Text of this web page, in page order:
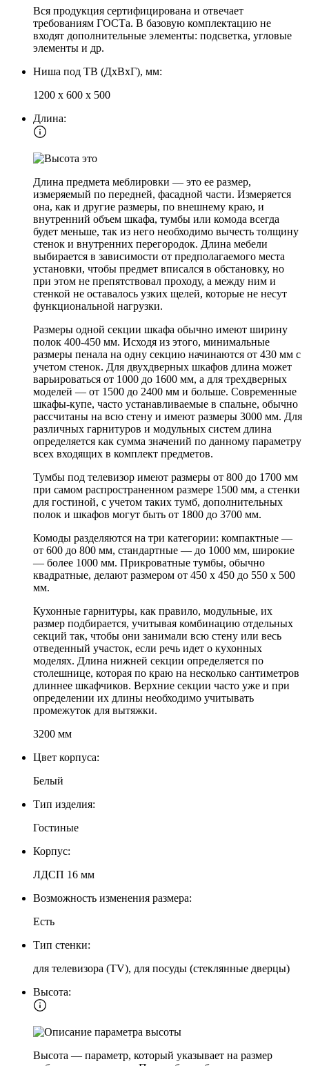
Вся продукция сертифицирована и отвечает
требованиям ГОСТа. В базовую комплектацию не
входят дополнительные элементы: подсветка, угловые
элементы и др.
Ниша под ТВ (ДхВхГ), мм:
1200 х 600 х 500
Длина:
Длина предмета меблировки — это ее размер,
измеряемый по передней, фасадной части. Измеряется
она, как и другие размеры, по внешнему краю, и
внутренний объем шкафа, тумбы или комода всегда
будет меньше, так из него необходимо вычесть толщину
стенок и внутренних перегородок. Длина мебели
выбирается в зависимости от предполагаемого места
установки, чтобы предмет вписался в обстановку, но
при этом не препятствовал проходу, а между ним и
стенкой не оставалось узких щелей, которые не несут
функциональной нагрузки.
Размеры одной секции шкафа обычно имеют ширину
полок 400-450 мм. Исходя из этого, минимальные
размеры пенала на одну секцию начинаются от 430 мм с
учетом стенок. Для двухдверных шкафов длина может
варьироваться от 1000 до 1600 мм, а для трехдверных
моделей — от 1500 до 2400 мм и больше. Современные
шкафы-купе, часто устанавливаемые в спальне, обычно
рассчитаны на всю стену и имеют размеры 3000 мм. Для
различных гарнитуров и модульных систем длина
определяется как сумма значений по данному параметру
всех входящих в комплект предметов.
Тумбы под телевизор имеют размеры от 800 до 1700 мм
при самом распространенном размере 1500 мм, а стенки
для гостиной, с учетом таких тумб, дополнительных
полок и шкафов могут быть от 1800 до 3700 мм.
Комоды разделяются на три категории: компактные —
от 600 до 800 мм, стандартные — до 1000 мм, широкие
— более 1000 мм. Прикроватные тумбы, обычно
квадратные, делают размером от 450 х 450 до 550 х 500
мм.
Кухонные гарнитуры, как правило, модульные, их
размер подбирается, учитывая комбинацию отдельных
секций так, чтобы они занимали всю стену или весь
отведенный участок, если речь идет о кухонных
моделях. Длина нижней секции определяется по
столешнице, которая по краю на несколько сантиметров
длиннее шкафчиков. Верхние секции часто уже и при
определении их длины необходимо учитывать
промежуток для вытяжки.
3200 мм
Цвет корпуса:
Белый
Тип изделия:
Гостиные
Корпус:
ЛДСП 16 мм
Возможность изменения размера:
Есть
Тип стенки:
для телевизора (TV), для посуды (стеклянные дверцы)
Высота:
Высота — параметр, который указывает на размер